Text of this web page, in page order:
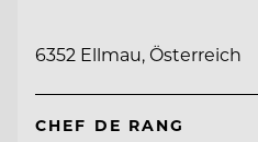
6352 Ellmau, Österreich
CHEF DE RANG